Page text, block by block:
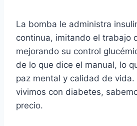
La bomba le administra
continua, imitando el trabajo
mejorando su control
de lo que dice el manual, lo
paz mental y calidad de vida.
vivimos con diabetes,
precio.